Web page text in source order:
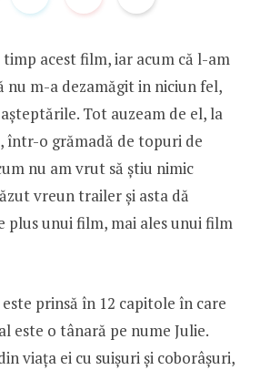
acest film, iar acum că l-am
nu m-a dezamăgit in niciun fel,
Tot auzeam de el, la
într-o grămadă de topuri de
nu am vrut să știu nimic
vreun trailer și asta dă
plus unui film, mai ales unui film
prinsă în 12 capitole în care
este o tânară pe nume Julie.
viața ei cu suișuri și coborâșuri,